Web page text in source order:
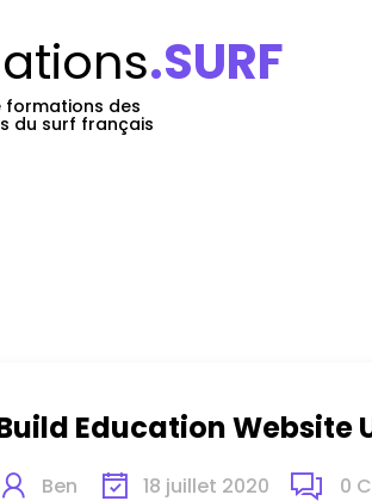
.SURF
formations des
du surf français
Education Website
Ben 18 juillet 2020 0